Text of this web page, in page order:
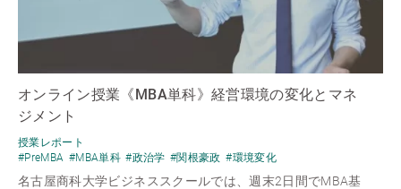
オンライン授業《MBA単科》経営環境の変化とマネ
ジメント
授業レポート
#PreMBA #MBA単科 #政治学 #関根豪政 #環境変化
名古屋商科大学ビジネススクールでは、週末2日間でMBA基